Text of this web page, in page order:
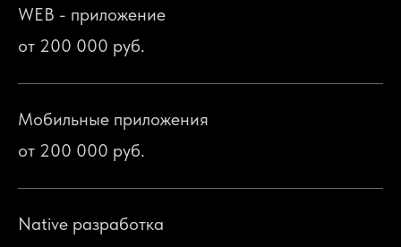
WEB - приложение
от 200 000 руб.
Мобильные приложения
от 200 000 руб.
Native разработка